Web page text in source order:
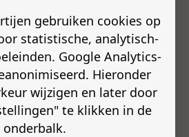
gebruiken cookies op
statistische, analytisch-
Google Analytics-
Hieronder
wijzigen en later door
te klikken in de
onderbalk.